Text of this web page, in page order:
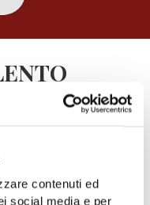
contenuti ed
social media e per